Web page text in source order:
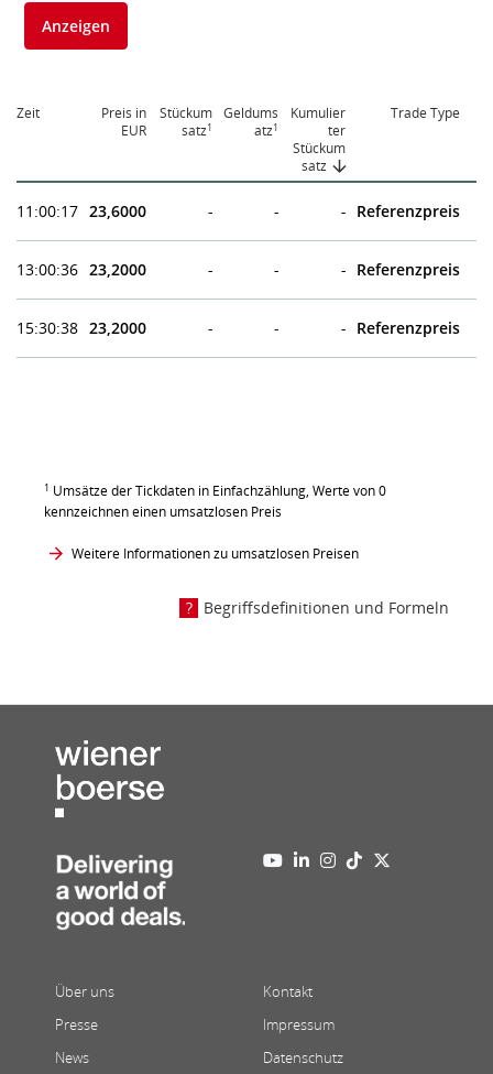
Anzeigen
Zeit
Preis in
EUR
Stückum
satz1
Geldums
atz1
Kumulier
ter
Stückum
satz
Trade Type
11:00:17 23,6000 - - - Referenzpreis
13:00:36 23,2000 - - - Referenzpreis
15:30:38 23,2000 - - - Referenzpreis
1 Umsätze der Tickdaten in Einfachzählung, Werte von 0
kennzeichnen einen umsatzlosen Preis
Weitere Informationen zu umsatzlosen Preisen
Begriffsdefinitionen und Formeln
Über uns
Presse
News
Kontakt
Impressum
Datenschutz